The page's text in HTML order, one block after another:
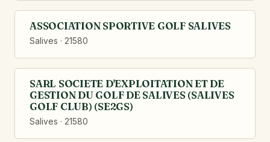
ASSOCIATION SPORTIVE GOLF SALIVES
Salives · 21580
SARL SOCIETE D'EXPLOITATION ET DE
GESTION DU GOLF DE SALIVES (SALIVES
GOLF CLUB) (SE2GS)
Salives · 21580